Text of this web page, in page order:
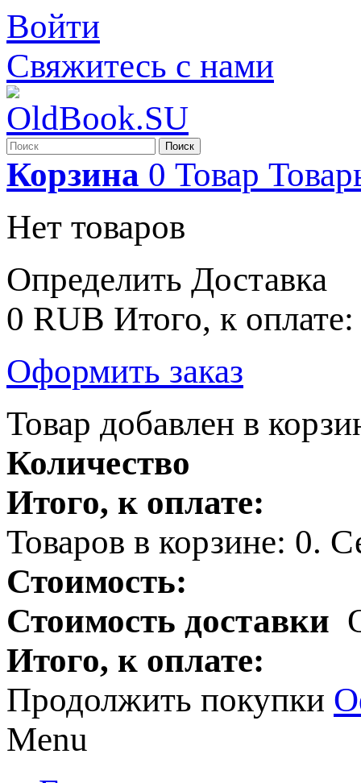
Войти
Свяжитесь с нами
Поиск
Корзина 0 Товар
Нет товаров
Определить Доставка
0 RUB Итого, к оплате:
Оформить заказ
Товар добавлен в
Количество
Итого, к оплате:
Товаров в корзине: 0.
Стоимость:
Стоимость доставки
Итого, к оплате:
Продолжить покупки
Menu